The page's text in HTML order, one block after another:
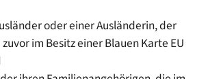
oder einer Ausländerin, der
im Besitz einer Blauen Karte EU